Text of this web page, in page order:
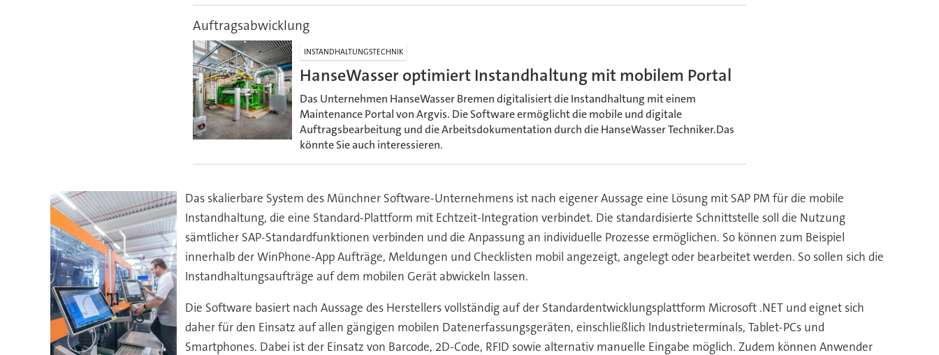
Auftragsabwicklung
INSTANDHALTUNGSTECHNIK
HanseWasser optimiert Instandhaltung mit mobilem Portal
Das Unternehmen HanseWasser Bremen digitalisiert die Instandhaltung mit einem
Maintenance Portal von Argvis. Die Software ermöglicht die mobile und digitale
Auftragsbearbeitung und die Arbeitsdokumentation durch die HanseWasser Techniker.Das
könnte Sie auch interessieren.
Das skalierbare System des Münchner Software-Unternehmens ist nach eigener Aussage eine Lösung mit SAP PM für die mobile
Instandhaltung, die eine Standard-Plattform mit Echtzeit-Integration verbindet. Die standardisierte Schnittstelle soll die Nutzung
sämtlicher SAP-Standardfunktionen verbinden und die Anpassung an individuelle Prozesse ermöglichen. So können zum Beispiel
innerhalb der WinPhone-App Aufträge, Meldungen und Checklisten mobil angezeigt, angelegt oder bearbeitet werden. So sollen sich die
Instandhaltungsaufträge auf dem mobilen Gerät abwickeln lassen.
Die Software basiert nach Aussage des Herstellers vollständig auf der Standardentwicklungsplattform Microsoft .NET und eignet sich
daher für den Einsatz auf allen gängigen mobilen Datenerfassungsgeräten, einschließlich Industrieterminals, Tablet-PCs und
Smartphones. Dabei ist der Einsatz von Barcode, 2D-Code, RFID sowie alternativ manuelle Eingabe möglich. Zudem können Anwender